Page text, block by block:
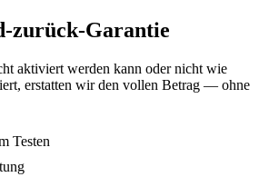
zurück-Garantie
aktiviert werden kann oder nicht wie
erstatten wir den vollen Betrag — ohne
Testen